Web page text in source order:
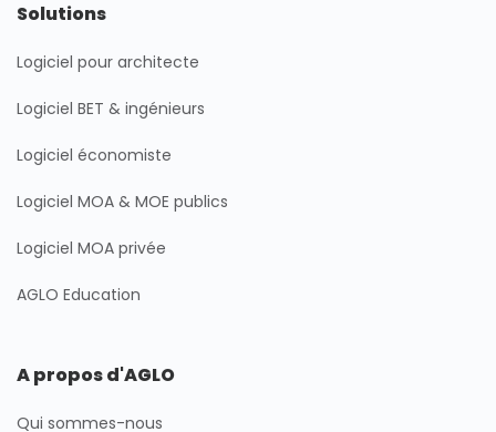
Solutions
Logiciel pour architecte
Logiciel BET & ingénieurs
Logiciel économiste
Logiciel MOA & MOE publics
Logiciel MOA privée
AGLO Education
A propos d'AGLO
Qui sommes-nous